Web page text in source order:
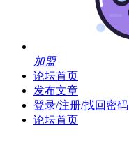
加盟
论坛首页
发布文章
登录/注册/找回密码
论坛首页